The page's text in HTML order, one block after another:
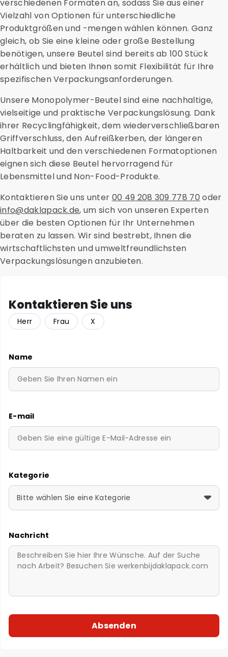
daher teurer.
verschiedenen Formaten an, sodass Sie aus einer
Vielzahl von Optionen für unterschiedliche
Produktgrößen und -mengen wählen können. Ganz
gleich, ob Sie eine kleine oder große Bestellung
benötigen, unsere Beutel sind bereits ab 100 Stück
erhältlich und bieten Ihnen somit Flexibilität für Ihre
spezifischen Verpackungsanforderungen.
Unsere Monopolymer-Beutel sind eine nachhaltige,
vielseitige und praktische Verpackungslösung. Dank
ihrer Recyclingfähigkeit, dem wiederverschließbaren
Griffverschluss, den Aufreißkerben, der längeren
Haltbarkeit und den verschiedenen Formatoptionen
eignen sich diese Beutel hervorragend für
Lebensmittel und Non-Food-Produkte.
Kontaktieren Sie uns unter 00 49 208 309 778 70 oder
info@daklapack.de, um sich von unseren Experten
über die besten Optionen für Ihr Unternehmen
beraten zu lassen. Wir sind bestrebt, Ihnen die
wirtschaftlichsten und umweltfreundlichsten
Verpackungslösungen anzubieten.
Kontaktieren Sie uns
Herr Frau X
Name
E-mail
Kategorie
Bitte wählen Sie eine Kategorie
Nachricht